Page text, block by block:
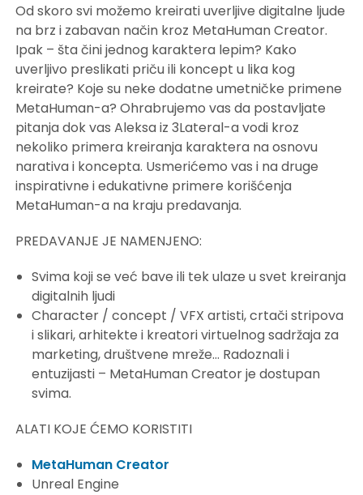
Od skoro svi možemo kreirati uverljive digitalne ljude
na brz i zabavan način kroz MetaHuman Creator.
Ipak – šta čini jednog karaktera lepim? Kako
uverljivo preslikati priču ili koncept u lika kog
kreirate? Koje su neke dodatne umetničke primene
MetaHuman-a? Ohrabrujemo vas da postavljate
pitanja dok vas Aleksa iz 3Lateral-a vodi kroz
nekoliko primera kreiranja karaktera na osnovu
narativa i koncepta. Usmerićemo vas i na druge
inspirativne i edukativne primere korišćenja
MetaHuman-a na kraju predavanja.
PREDAVANJE JE NAMENJENO:
Svima koji se već bave ili tek ulaze u svet kreiranja
digitalnih ljudi
Character / concept / VFX artisti, crtači stripova
i slikari, arhitekte i kreatori virtuelnog sadržaja za
marketing, društvene mreže… Radoznali i
entuzijasti – MetaHuman Creator je dostupan
svima.
ALATI KOJE ĆEMO KORISTITI
MetaHuman Creator
Unreal Engine